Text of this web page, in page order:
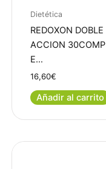
Dietética
REDOXON DOBLE
ACCION 30COMP
E…
16,60€
Añadir al carrito